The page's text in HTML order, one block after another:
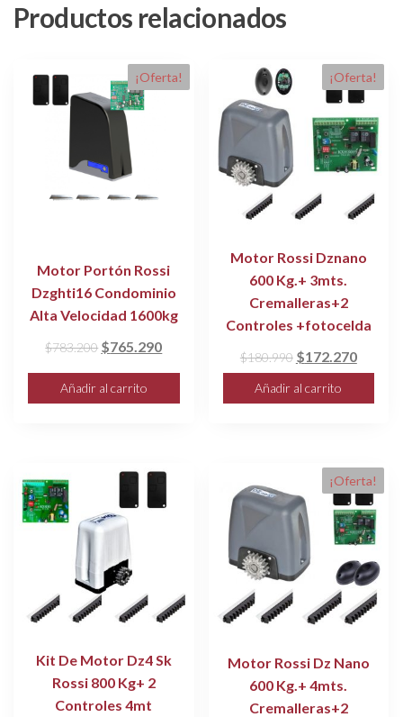
Productos relacionados
¡Oferta!
Motor Portón Rossi
Dzghti16 Condominio
Alta Velocidad 1600kg
$783.200 El
original
$765.290El
Añadir al carrito
¡Oferta!
Motor Rossi Dznano
600 Kg.+ 3mts.
Cremalleras+2
Controles +fotocelda
$180.990 El
precio
original
$172.270El
precio
actual
Añadir al carrito
Kit De Motor Dz4 Sk
Rossi 800 Kg+ 2
Controles 4mt
¡Oferta!
Motor Rossi Dz Nano
600 Kg.+ 4mts.
Cremalleras+2